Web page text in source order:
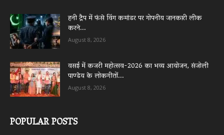
हनी ट्रैप में फंसे विंग कमांडर पर गोपनीय जानकारी लीक
करने...
August 8, 2026
वसई में कजरी महोत्सव-2026 का भव्य आयोजन, संजोली
पाण्डेय के लोकगीतों...
August 8, 2026
POPULAR POSTS